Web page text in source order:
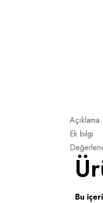
Açıklama
Ek bilgi
Bu